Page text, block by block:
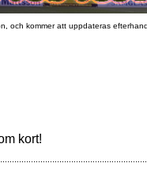
och kommer att uppdateras
kort!